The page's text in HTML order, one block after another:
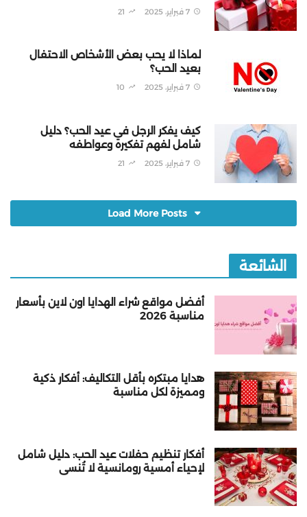
7 فبراير، 2025 21
لماذا لا يحب بعض الأشخاص الاحتفال
بعيد الحب؟
7 فبراير، 2025 10
كيف يفكر الرجل في عيد الحب؟ دليل
شامل لفهم تفكيره وعواطفه
7 فبراير، 2025 21
Load More Posts
الشائعة
أفضل مواقع شراء الهدايا اون لاين بأسعار
مناسبة 2026
هدايا مبتكره بأقل التكاليف: أفكار ذكية
ومميزة لكل مناسبة
أفكار تنظيم حفلات عيد الحب: دليل شامل
لإحياء أمسية رومانسية لا تُنسى